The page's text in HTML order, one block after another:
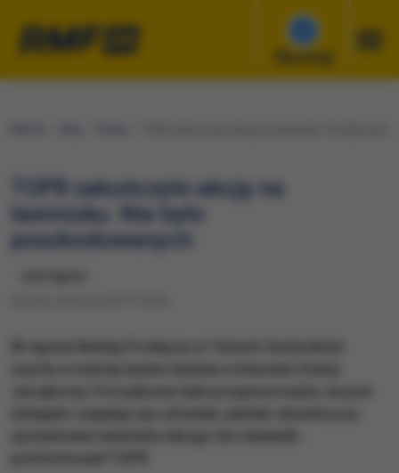
Słuchaj
TOPR zakończyło akcję na
lawinisku. Nie było
poszkodowanych